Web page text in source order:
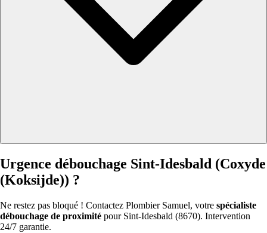
Urgence débouchage Sint-Idesbald (Coxyde
(Koksijde)) ?
Ne restez pas bloqué ! Contactez Plombier Samuel, votre spécialiste
débouchage de proximité pour Sint-Idesbald (8670). Intervention
24/7 garantie.